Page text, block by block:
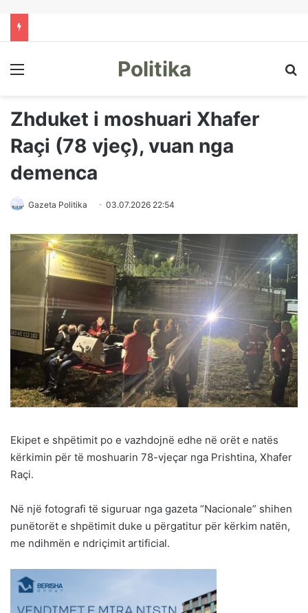
Menu Politika
Zhduket i moshuari Xhafer
Raçi (78 vjeç), vuan nga
demenca
Gazeta Politika 03.07.2026 22:54
Ekipet e shpëtimit po e vazhdojnë edhe në orët e natës
kërkimin për të moshuarin 78-vjeçar nga Prishtina, Xhafer
Raçi.
Në një fotografi të siguruar nga gazeta “Nacionale” shihen
punëtorët e shpëtimit duke u përgatitur për kërkim natën,
me ndihmën e ndriçimit artificial.